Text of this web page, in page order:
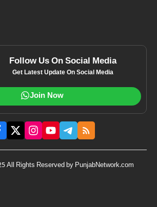
Follow Us On Social Media
Get Latest Update On Social Media
Join Now
All Rights Reserved by PunjabNetwork.com